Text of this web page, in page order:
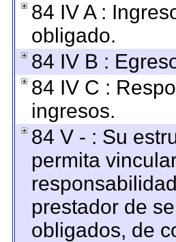
84 IV A :
obligado.
84 IV B :
84 IV C :
ingresos.
84 V - : Su
permita
prestador de
obligados, de